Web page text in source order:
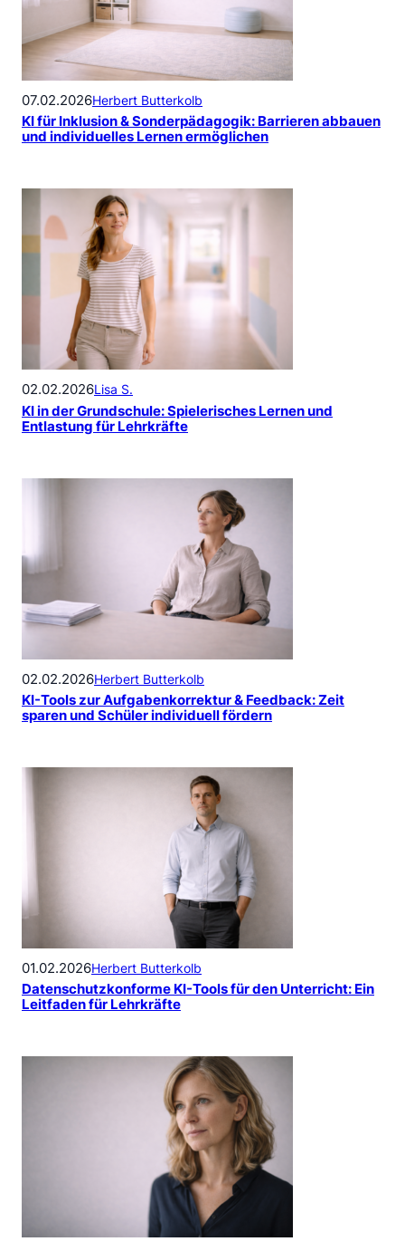
07.02.2026Herbert Butterkolb
KI für Inklusion & Sonderpädagogik: Barrieren abbauen
und individuelles Lernen ermöglichen
02.02.2026Lisa S.
KI in der Grundschule: Spielerisches Lernen und
Entlastung für Lehrkräfte
02.02.2026Herbert Butterkolb
KI-Tools zur Aufgabenkorrektur & Feedback: Zeit
sparen und Schüler individuell fördern
01.02.2026Herbert Butterkolb
Datenschutzkonforme KI-Tools für den Unterricht: Ein
Leitfaden für Lehrkräfte